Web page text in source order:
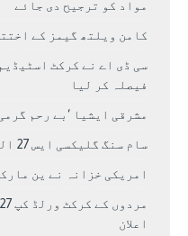
مواد کو ترجیح دی جائے
کامن ویلتھ گیمز کے
سی ڈی اے نے کرکٹ
فیصلہ کر لیا
مشرقی ایشیا ‘بے رحم
سام سنگ گلیکسی ایس 27 الٹرا سے ایک کیمرا ہٹا دے گا.
امریکی خزانہ نے ین
اعلان